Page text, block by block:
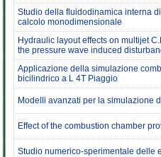
Studio della fluidodinamica interna
calcolo monodimensionale
Hydraulic layout effects on multijet
the pressure wave induced
Applicazione della simulazione
bicilindrico a L 4T Piaggio
Modelli avanzati per la simulazione
Effect of the combustion chamber
Studio numerico-sperimentale delle